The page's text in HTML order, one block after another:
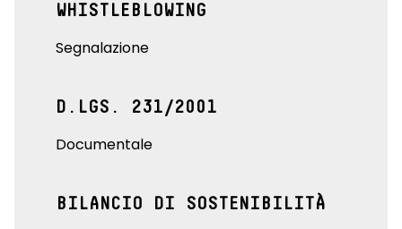
WHISTLEBLOWING
Segnalazione
D.LGS. 231/2001
Documentale
BILANCIO DI SOSTENIBILITÀ